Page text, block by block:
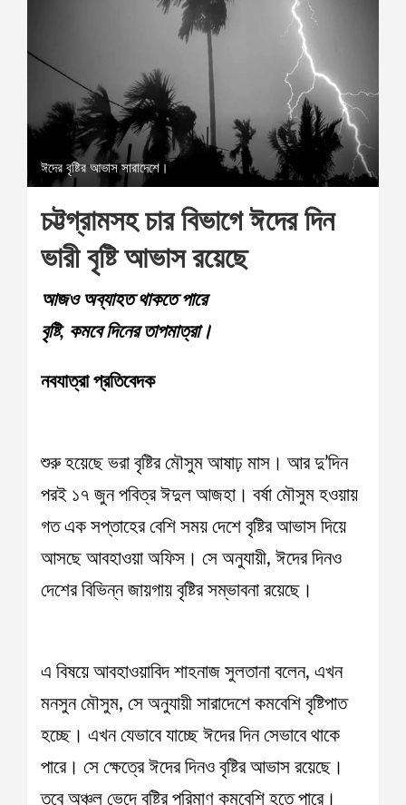
ঈদের বৃষ্টির আভাস সারাদেশে।
চট্টগ্রামসহ চার বিভাগে ঈদের দিন
ভারী বৃষ্টি আভাস রয়েছে
আজও অব্যাহত থাকতে পারে
বৃষ্টি, কমবে দিনের তাপমাত্রা।
নবযাত্রা প্রতিবেদক
শুরু হয়েছে ভরা বৃষ্টির মৌসুম আষাঢ় মাস। আর দু’দিন
পরই ১৭ জুন পবিত্র ঈদুল আজহা। বর্ষা মৌসুম হওয়ায়
গত এক সপ্তাহের বেশি সময় দেশে বৃষ্টির আভাস দিয়ে
আসছে আবহাওয়া অফিস। সে অনুযায়ী, ঈদের দিনও
দেশের বিভিন্ন জায়গায় বৃষ্টির সম্ভাবনা রয়েছে।
এ বিষয়ে আবহাওয়াবিদ শাহনাজ সুলতানা বলেন, এখন
মনসুন মৌসুম, সে অনুযায়ী সারাদেশে কমবেশি বৃষ্টিপাত
হচ্ছে। এখন যেভাবে যাচ্ছে ঈদের দিন সেভাবে থাকে
পারে। সে ক্ষেত্রে ঈদের দিনও বৃষ্টির আভাস রয়েছে।
তবে অঞ্চল ভেদে বৃষ্টির পরিমাণ কমবেশি হতে পারে।